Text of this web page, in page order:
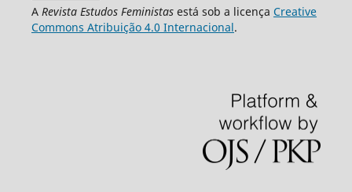
A Revista Estudos Feministasestá sob a licença Creative
Commons Atribuição 4.0 Internacional.